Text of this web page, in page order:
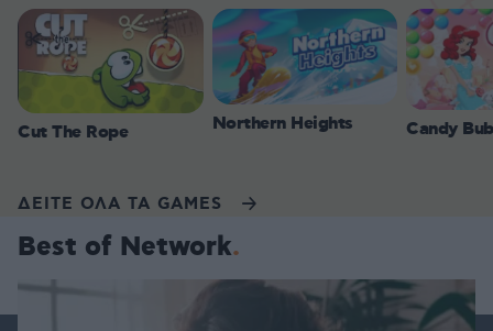
Cut The Rope Northern Heights Candy
ΔΕΙΤΕ ΟΛΑ ΤΑ GAMES
Best of Network